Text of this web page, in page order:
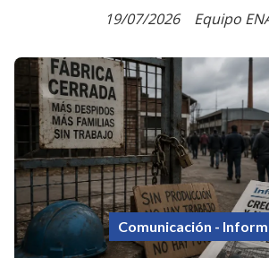
Equipo
19/07/2026
Comunicación -